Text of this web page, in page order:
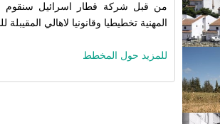
من قبل شركة قطار اسرائيل سنقوم
المهنية تخطيطيا وقانونيا لاهالي
للمزيد حول المخطط